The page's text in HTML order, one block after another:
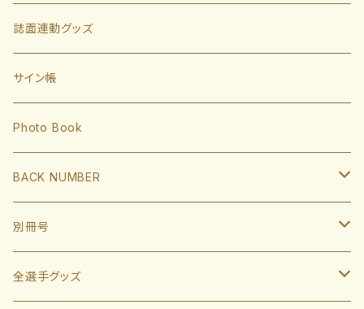
有原航平
前田悠伍
大関友久
甲斐拓也
海野隆司
大友宗
内野手
川瀬晃
山川穂高
外野手
近藤健介
中村晃
監督・コーチ
小久保裕紀監督
斉藤和巳
誌面連動グッズ
サイン帳
Photo Book
BACK NUMBER
2022
2021
別冊号
2019
全選手グッズ